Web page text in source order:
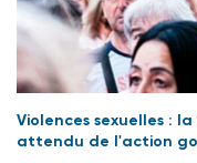
Violences sexuelles :
attendu de l'action